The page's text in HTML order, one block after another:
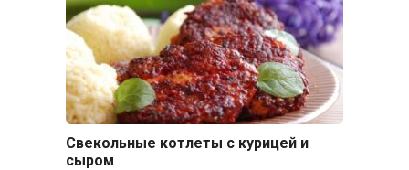
Свекольные котлеты с курицей и
сыром